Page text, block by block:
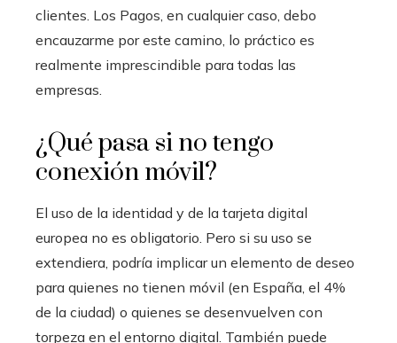
clientes. Los Pagos, en cualquier caso, debo
encauzarme por este camino, lo práctico es
realmente imprescindible para todas las
empresas.
¿Qué pasa si no tengo
conexión móvil?
El uso de la identidad y de la tarjeta digital
europea no es obligatorio. Pero si su uso se
extendiera, podría implicar un elemento de deseo
para quienes no tienen móvil (en España, el 4%
de la ciudad) o quienes se desenvuelven con
torpeza en el entorno digital. También puede